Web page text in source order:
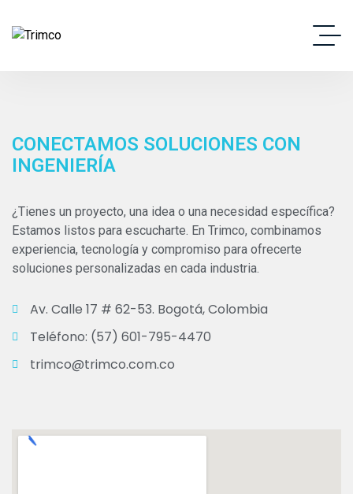
CONECTAMOS SOLUCIONES CON
INGENIERÍA
¿Tienes un proyecto, una idea o una necesidad específica?
Estamos listos para escucharte. En Trimco, combinamos
experiencia, tecnología y compromiso para ofrecerte
soluciones personalizadas en cada industria.
Av. Calle 17 # 62-53. Bogotá, Colombia
Teléfono: (57) 601-795-4470
trimco@trimco.com.co